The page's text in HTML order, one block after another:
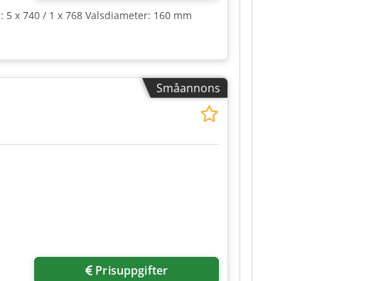
x 740 / 1 x 768 Valsdiameter: 160 mm
Småannons
Prisuppgifter